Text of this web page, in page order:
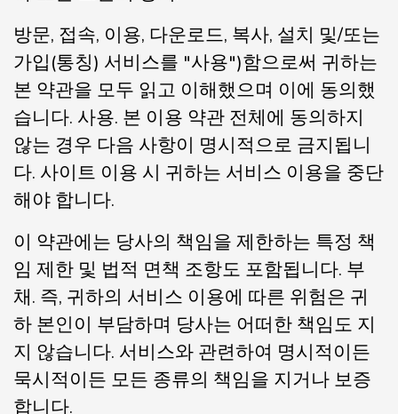
방문, 접속, 이용, 다운로드, 복사, 설치 및/또는
가입(통칭) 서비스를 "사용")함으로써 귀하는
본 약관을 모두 읽고 이해했으며 이에 동의했
습니다. 사용. 본 이용 약관 전체에 동의하지
않는 경우 다음 사항이 명시적으로 금지됩니
다. 사이트 이용 시 귀하는 서비스 이용을 중단
해야 합니다.
이 약관에는 당사의 책임을 제한하는 특정 책
임 제한 및 법적 면책 조항도 포함됩니다. 부
채. 즉, 귀하의 서비스 이용에 따른 위험은 귀
하 본인이 부담하며 당사는 어떠한 책임도 지
지 않습니다. 서비스와 관련하여 명시적이든
묵시적이든 모든 종류의 책임을 지거나 보증
합니다.